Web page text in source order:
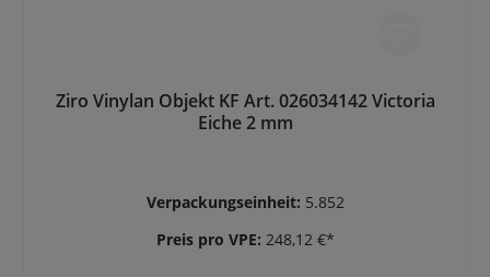
Ziro Vinylan Objekt KF Art. 026034142 Victoria
Eiche 2 mm
Verpackungseinheit: 5.852
Preis pro VPE: 248,12 €*